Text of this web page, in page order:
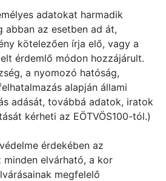
adatokat harmadik
abban az esetben ad át,
kötelezően írja elő, vagy a
érdemlő módon hozzájárult.
a nyomozó hatóság,
alapján állami
adását, továbbá adatok, iratok
kérheti az EÖTVÖS100-tól.)
érdekében az
minden elvárható, a kor
megfelelő